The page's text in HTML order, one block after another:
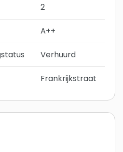
2
A++
Verhuurd
Frankrijkstraat